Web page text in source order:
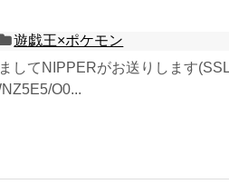
遊戯王×ポケモン
してNIPPERがお送りします
O0...